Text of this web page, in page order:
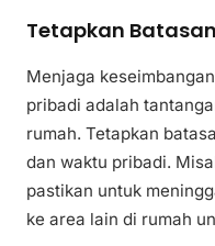
Tetapkan
Menjaga
pribadi adalah
rumah. Tetapkan
dan waktu pribadi.
pastikan untuk
ke area lain di rumah